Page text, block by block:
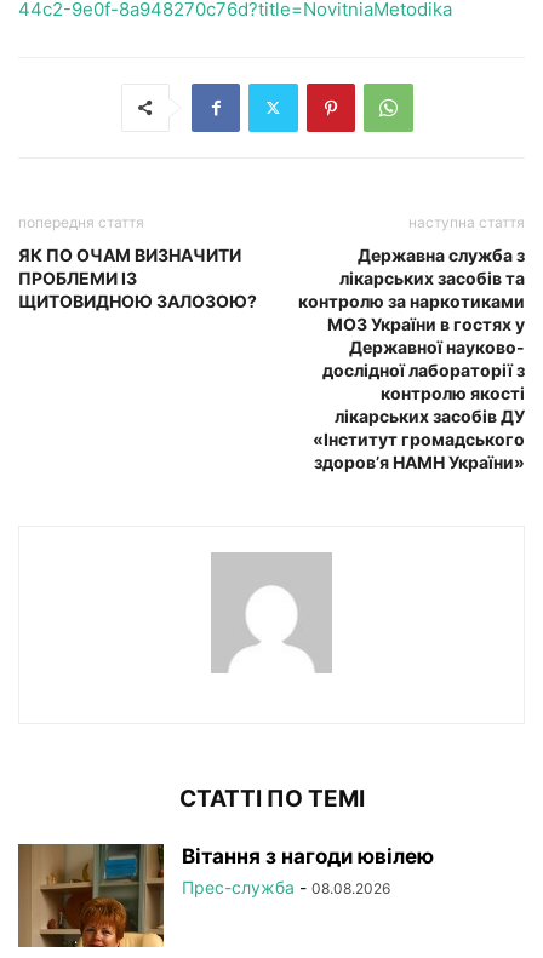
44c2-9e0f-8a948270c76d?title=NovitniaMetodika
попередня стаття
ЯК ПО ОЧАМ ВИЗНАЧИТИ
ПРОБЛЕМИ ІЗ
ЩИТОВИДНОЮ ЗАЛОЗОЮ?
наступна стаття
Державна служба з
лікарських засобів та
контролю за наркотиками
МОЗ України в гостях у
Державної науково-
дослідної лабораторії з
контролю якості
лікарських засобів ДУ
«Інститут громадського
здоров’я НАМН України»
СТАТТІ ПО ТЕМІ
Вітання з нагоди ювілею
Прес-служба - 08.08.2026